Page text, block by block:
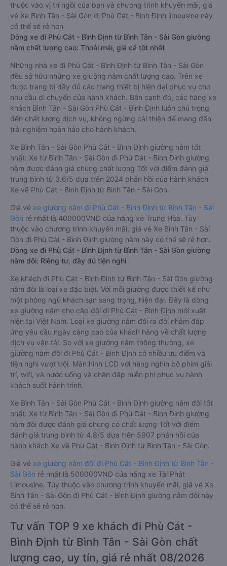
thuộc vào vị trí ngồi của bạn và chương trình khuyến mãi, giá
vé Xe Bình Tân - Sài Gòn đi Phù Cát - Bình Định limousine này
có thể sẽ rẻ hơn
Dòng xe đi Phù Cát - Bình Định từ Bình Tân - Sài Gòn giường
nằm chất lượng cao: Thoải mái, giá cả tốt nhất
Những nhà xe đi Phù Cát - Bình Định từ Bình Tân - Sài Gòn
đều sở hữu những xe giường nằm chất lượng cao. Trên xe
được trang bị đầy đủ các trang thiết bị hiện đại phục vụ cho
nhu cầu di chuyển của hành khách. Bên cạnh đó, các hãng xe
khách Bình Tân - Sài Gòn Phù Cát - Bình Định luôn chú trọng
đến chất lượng dịch vụ, không ngừng cải thiện để mang đến
trải nghiệm hoàn hảo cho hành khách.
Xe Bình Tân - Sài Gòn Phù Cát - Bình Định giường nằm tốt
nhất: Xe từ Bình Tân - Sài Gòn đi Phù Cát - Bình Định giường
nằm được đánh giá chung chất lượng Tốt với điểm đánh giá
trung bình từ 3.6/5 dựa trên 2024 phản hồi của hành khách
Xe về Phù Cát - Bình Định từ Bình Tân - Sài Gòn.
Giá vé xe giường nằm đi Phù Cát - Bình Định từ Bình Tân - Sài
Gòn rẻ nhất là 400000VND của hãng xe Trung Hòa. Tùy
thuộc vào chương trình khuyến mãi, giá vé Xe Bình Tân - Sài
Gòn đi Phù Cát - Bình Định giường nằm này có thể sẽ rẻ hơn.
Dòng xe đi Phù Cát - Bình Định từ Bình Tân - Sài Gòn giường
nằm đôi: Riêng tư, đầy đủ tiện nghi
Xe khách đi Phù Cát - Bình Định từ Bình Tân - Sài Gòn giường
nằm đôi là loại xe đặc biệt. Với mỗi giường được thiết kế như
một phòng ngủ khách sạn sang trọng, hiện đại. Đây là dòng
xe giường nằm cho cặp đôi đi Phù Cát - Bình Định mới xuất
hiện tại Việt Nam. Loại xe giường nằm đôi ra đời nhằm đáp
ứng yêu cầu ngày càng cao của khách hàng về chất lượng
dịch vụ vận tải. So với xe giường nằm thông thường, xe
giường nằm đôi đi Phù Cát - Bình Định có nhiều ưu điểm và
tiện nghi vượt trội. Màn hình LCD với hàng nghìn bộ phim giải
trí, wifi, và nước uống và chăn đắp miễn phí phục vụ hành
khách suốt hành trình.
Xe Bình Tân - Sài Gòn Phù Cát - Bình Định giường nằm đôi tốt
nhất: Xe từ Bình Tân - Sài Gòn đi Phù Cát - Bình Định giường
nằm đôi được đánh giá chung có chất lượng Tốt với điểm
đánh giá trung bình từ 4.8/5 dựa trên 5907 phản hồi của
hành khách Xe về Phù Cát - Bình Định từ Bình Tân - Sài Gòn.
Giá vé xe giường nằm đôi đi Phù Cát - Bình Định từ Bình Tân -
Sài Gòn rẻ nhất là 500000VND của hãng xe Tài Phát
Limousine. Tùy thuộc vào chương trình khuyến mãi, giá vé Xe
Bình Tân - Sài Gòn đi Phù Cát - Bình Định giường nằm đôi này
có thể sẽ rẻ hơn.
Tư vấn TOP 9 xe khách đi Phù Cát -
Bình Định từ Bình Tân - Sài Gòn chất
lượng cao, uy tín, giá rẻ nhất 08/2026